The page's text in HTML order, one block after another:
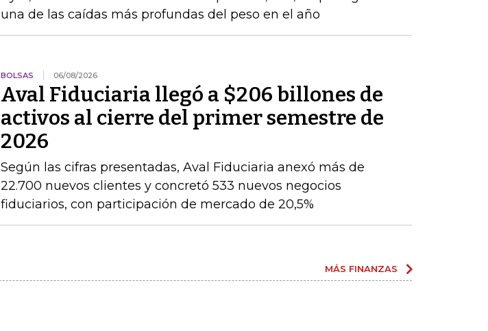
una de las caídas más profundas del peso en el año
BOLSAS 06/08/2026
Aval Fiduciaria llegó a $206 billones de
activos al cierre del primer semestre de
2026
Según las cifras presentadas, Aval Fiduciaria anexó más de
22.700 nuevos clientes y concretó 533 nuevos negocios
fiduciarios, con participación de mercado de 20,5%
MÁS FINANZAS